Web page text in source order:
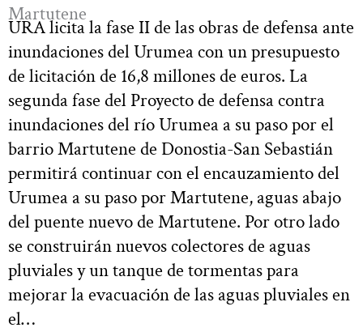
Martutene
URA licita la fase II de las obras de defensa ante
inundaciones del Urumea con un presupuesto
de licitación de 16,8 millones de euros. La
segunda fase del Proyecto de defensa contra
inundaciones del río Urumea a su paso por el
barrio Martutene de Donostia-San Sebastián
permitirá continuar con el encauzamiento del
Urumea a su paso por Martutene, aguas abajo
del puente nuevo de Martutene. Por otro lado
se construirán nuevos colectores de aguas
pluviales y un tanque de tormentas para
mejorar la evacuación de las aguas pluviales en
el…